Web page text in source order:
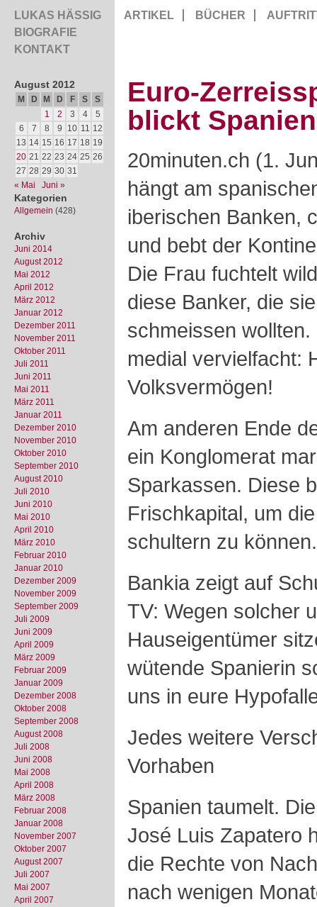
LUKAS HÄSSIG
BIOGRAFIE
KONTAKT
ARTIKEL BÜCHER
August 2012
M D M D F S
S
1
2 3 4
5
6
7 8 9 10 11 12
13 14 15 16 17 18 19
20 21 22 23 24 25 26
27 28 29 30 31
« Mai
Juni »
Kategorien
Allgemein (428)
Archiv
Juni 2014
August 2012
Mai 2012
April 2012
März 2012
Januar 2012
Dezember 2011
November 2011
Oktober 2011
Juli 2011
Juni 2011
Mai 2011
März 2011
Januar 2011
Dezember 2010
November 2010
Oktober 2010
September 2010
August 2010
Juli 2010
Juni 2010
Mai 2010
April 2010
März 2010
Februar 2010
Januar 2010
Dezember 2009
November 2009
September 2009
Juli 2009
Juni 2009
April 2009
März 2009
Februar 2009
Januar 2009
Dezember 2008
Oktober 2008
September 2008
August 2008
Juli 2008
Juni 2008
Mai 2008
April 2008
März 2008
Februar 2008
Januar 2008
November 2007
Oktober 2007
August 2007
Juli 2007
Mai 2007
April 2007
Euro-
blickt
20minuten.ch (1.
hängt am
iberischen Banken,
und bebt der
Die Frau fuchtelt
diese Banker, die
schmeissen
medial vervielfacht:
Volksvermögen!
Am anderen Ende
ein Konglomerat
Sparkassen. Diese
Frischkapital, um
schultern zu können.
Bankia zeigt auf
TV: Wegen solcher
Hauseigentümer
wütende Spanierin
uns in eure
Jedes weitere
Vorhaben
Spanien taumelt.
José Luis Zapatero
die Rechte von
nach wenigen